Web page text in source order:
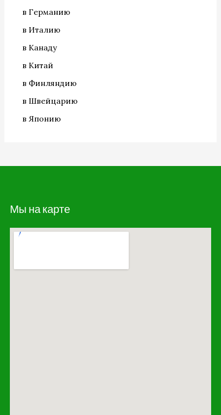
в Германию
в Италию
в Канаду
в Китай
в Финляндию
в Швейцарию
в Японию
Мы на карте